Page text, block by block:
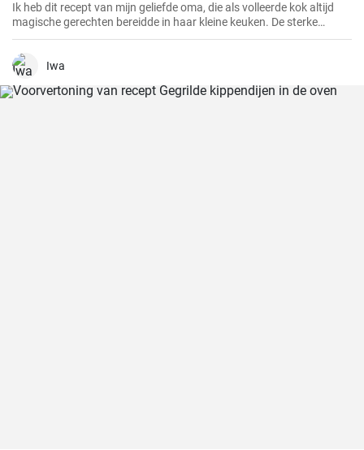
Ik heb dit recept van mijn geliefde oma, die als volleerde kok altijd
magische gerechten bereidde in haar kleine keuken. De sterke
smaken en knapperige paneerlaag van de BauernSchnitzel maken
dit gerecht tot mijn absolute favoriet. En het beste eraan is dat het
zo makkelijk te bereiden is dat het ook in jouw keuken een compleet
Iwa